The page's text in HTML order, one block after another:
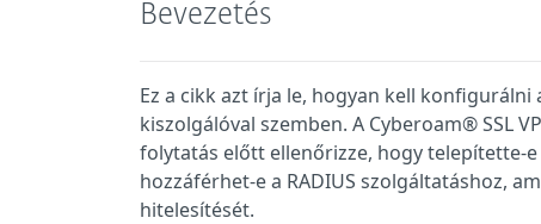
Bevezetés
Ez a cikk azt írja le, hogyan kell
kiszolgálóval szemben. A Cyberoam® SSL
folytatás előtt ellenőrizze, hogy telepítette-e
hozzáférhet-e a RADIUS szolgáltatáshoz,
hitelesítését.